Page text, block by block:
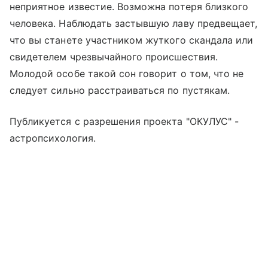
неприятное известие. Возможна потеря близкого
человека. Наблюдать застывшую лаву предвещает,
что вы станете участником жуткого скандала или
свидетелем чрезвычайного происшествия.
Молодой особе такой сон говорит о том, что не
следует сильно расстраиваться по пустякам.
Публикуется с разрешения проекта "ОКУЛУС" -
астропсихология.